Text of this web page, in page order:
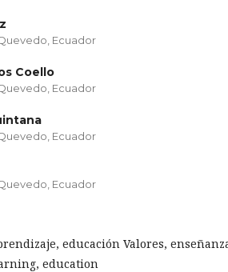
Ecuador
Coello
Ecuador
Ecuador
Ecuador
educación Valores,
education